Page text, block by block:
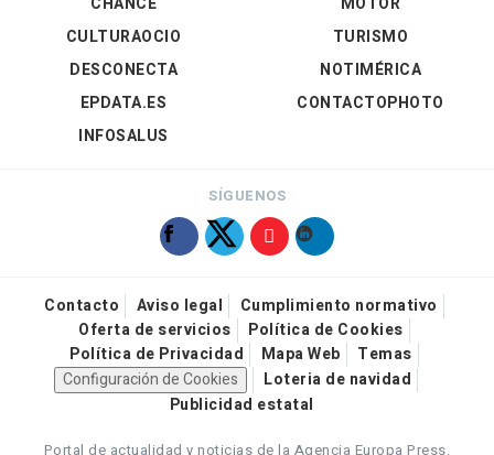
CULTURAOCIO
DESCONECTA
EPDATA.ES
INFOSALUS
TURISMO
NOTIMÉRICA
CONTACTOPHOTO
SÍGUENOS
Contacto Aviso legal
Cumplimiento normativo
Oferta de servicios
Política de Cookies
Política de Privacidad
Mapa Web
Temas
Configuración de Cookies
Loteria de navidad
Publicidad estatal
Portal de actualidad y noticias de la Agencia Europa Press.